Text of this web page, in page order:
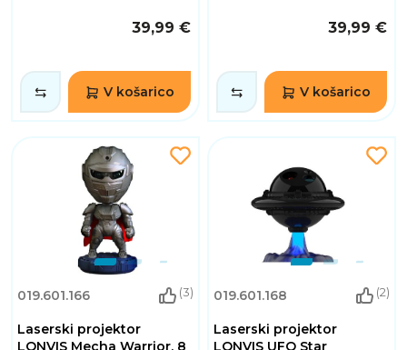
39,99 €
V košarico
39,99 €
V košarico
019.601.166 (3)
Laserski projektor
019.601.168 (2)
Laserski projektor